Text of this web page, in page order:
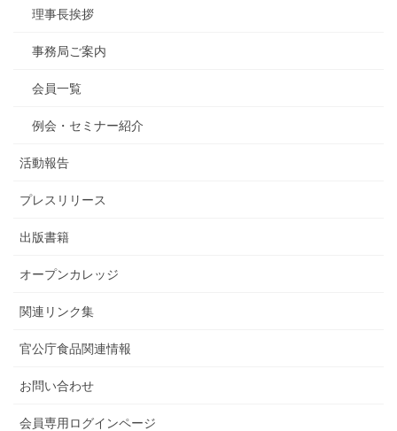
理事長挨拶
事務局ご案内
会員一覧
例会・セミナー紹介
活動報告
プレスリリース
出版書籍
オープンカレッジ
関連リンク集
官公庁食品関連情報
お問い合わせ
会員専用ログインページ